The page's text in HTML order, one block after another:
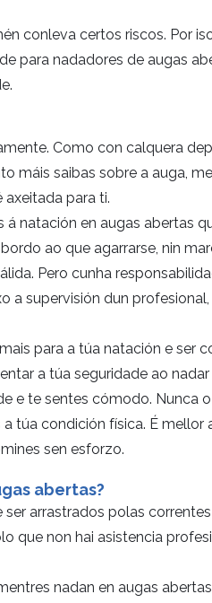
conleva certos riscos. Por
para nadadores de augas
Como con calquera
máis saibas sobre a auga,
axeitada para ti.
natación en augas abertas
ao que agarrarse, nin
Pero cunha
a supervisión dun
para a túa natación e ser
a túa seguridade ao nadar
e te sentes cómodo. Nunca
túa condición física. É mellor
sen esforzo.
abertas?
arrastrados polas
que non hai asistencia
nadan en augas